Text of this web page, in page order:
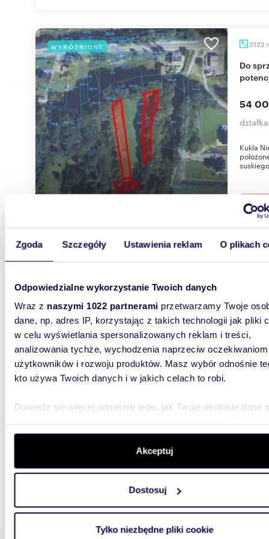
Zgoda Szczegóły Ustawienia reklam O plikach
Odpowiedzialne wykorzystanie Twoich danych
Wraz z naszymi 1022 partnerami przetwarzamy Twoje
dane, np. adres IP, korzystając z takich technologii jak pliki
w celu wyświetlania spersonalizowanych reklam i treści,
analizowania tychże, wychodzenia naprzeciw oczekiwaniom
użytkowników i rozwoju produktów. Masz wybór odnośnie
kto używa Twoich danych i w jakich celach to robi.
Dowiedz się więcej odnośnie tego, jak Twoje osobiste dane
szczegółów. W Deklaracji plików cookie możesz zmienić
wycofać swoją zgodę w dowolnej chwili.
aby oferować funkcje społecznościowe i analizować ruch w
witrynie. Informacje o tym, jak korzystasz z naszej witryny,
analitycznym. Partnerzy mogą połączyć te informacje z
Akceptuj
Dostosuj
Tylko niezbędne pliki cookie
WYRÓŻNIONE 2122
Do sprzedania urokliwa działka 2122 m² z lasem i
54
Kukla
WYRÓŻNIONE 305m
1 449
dom
Dzień